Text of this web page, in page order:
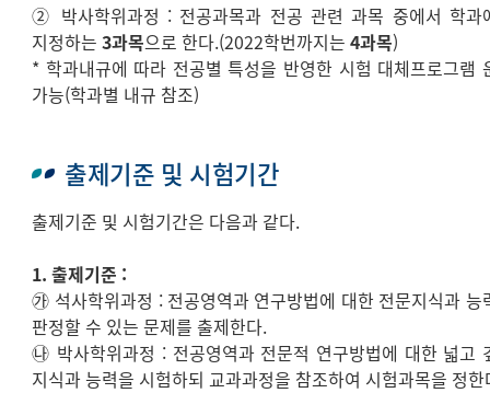
② 박사학위과정 : 전공과목과 전공 관련 과목 중에서 학과
지정하는 3과목으로 한다.(2022학번까지는4과목)
* 학과내규에 따라 전공별 특성을 반영한 시험 대체프로그램
가능(학과별 내규 참조)
출제기준 및 시험기간
출제기준 및 시험기간은 다음과 같다.
1. 출제기준 :
㉮ 석사학위과정 : 전공영역과 연구방법에 대한 전문지식과 능
판정할 수 있는 문제를 출제한다.
㉯ 박사학위과정 : 전공영역과 전문적 연구방법에 대한 넓고
지식과 능력을 시험하되 교과과정을 참조하여 시험과목을 정한